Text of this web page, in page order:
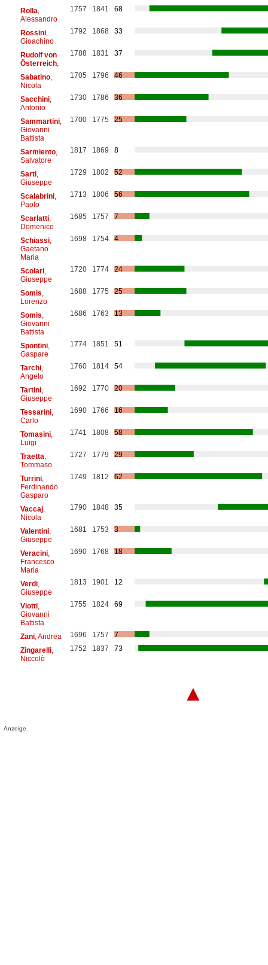
Rolla
Alessandro
1757 1841 68
Rossini,
Gioachino
1792 1868 33
Rudolf von
Österreich,
1788 1831 37
Sabatino,
Nicola
1705 1796 46
Sacchini,
Antonio
1730 1786 36
Sammartini,
Giovanni
Battista
1700 1775 25
Sarmiento,
Salvatore
1817 1869 8
Sarti,
Giuseppe
1729 1802 52
Scalabrini,
Paolo
1713 1806 56
Scarlatti,
Domenico
1685 1757 7
Schiassi,
Gaetano
Maria
1698 1754 4
Scolari,
Giuseppe
1720 1774 24
Somis
Lorenzo
1688 1775 25
Somis
Giovanni
Battista
1686 1763 13
Spontini,
Gaspare
1774 1851 51
Tarchi,
Angelo
1760 1814 54
Tartini,
Giuseppe
1692 1770 20
Tessarini,
Carlo
1690 1766 16
Tomasini,
Luigi
1741 1808 58
Traetta
Tommaso
1727 1779 29
Turrini,
Ferdinando
Gasparo
1749 1812 62
Vaccaj,
Nicola
1790 1848 35
Valentini,
Giuseppe
1681 1753 3
Veracini,
Francesco
Maria
1690 1768 18
Verdi,
Giuseppe
1813 1901 12
Viotti,
Giovanni
Battista
1755 1824 69
Zani, Andrea 1696 1757
7
Zingarelli,
Niccolò
1752 1837 73
▲
Anzeige